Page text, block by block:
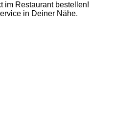
im Restaurant bestellen!
in Deiner Nähe.